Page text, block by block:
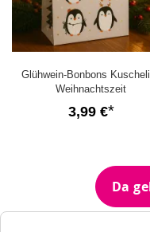
Glühwein-Bonbons
Weihnachtszeit
3,99 €
Da